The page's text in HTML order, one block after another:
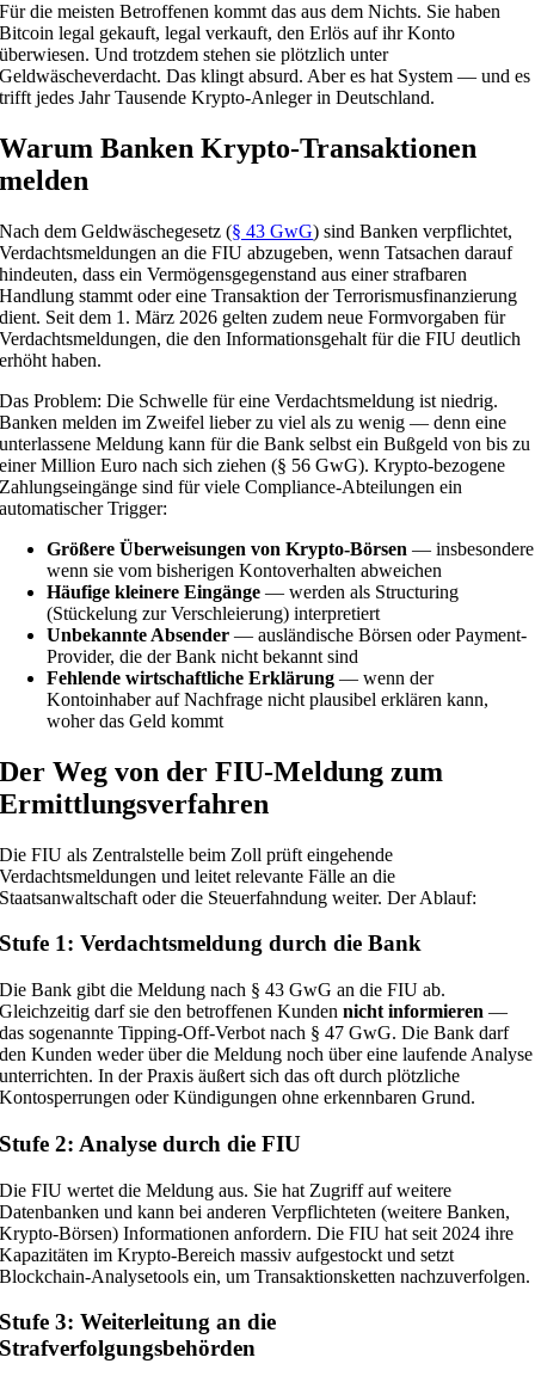
Für die meisten Betroffenen kommt das aus dem Nichts. Sie haben
Bitcoin legal gekauft, legal verkauft, den Erlös auf ihr Konto
überwiesen. Und trotzdem stehen sie plötzlich unter
Geldwäscheverdacht. Das klingt absurd. Aber es hat System — und es
trifft jedes Jahr Tausende Krypto-Anleger in Deutschland.
Warum Banken Krypto-Transaktionen
melden
Nach dem Geldwäschegesetz (§ 43 GwG) sind Banken verpflichtet,
Verdachtsmeldungen an die FIU abzugeben, wenn Tatsachen darauf
hindeuten, dass ein Vermögensgegenstand aus einer strafbaren
Handlung stammt oder eine Transaktion der Terrorismusfinanzierung
dient. Seit dem 1. März 2026 gelten zudem neue Formvorgaben für
Verdachtsmeldungen, die den Informationsgehalt für die FIU deutlich
erhöht haben.
Das Problem: Die Schwelle für eine Verdachtsmeldung ist niedrig.
Banken melden im Zweifel lieber zu viel als zu wenig — denn eine
unterlassene Meldung kann für die Bank selbst ein Bußgeld von bis zu
einer Million Euro nach sich ziehen (§ 56 GwG). Krypto-bezogene
Zahlungseingänge sind für viele Compliance-Abteilungen ein
automatischer Trigger:
Größere Überweisungen von Krypto-Börsen — insbesondere
wenn sie vom bisherigen Kontoverhalten abweichen
Häufige kleinere Eingänge — werden als Structuring
(Stückelung zur Verschleierung) interpretiert
Unbekannte Absender — ausländische Börsen oder Payment-
Provider, die der Bank nicht bekannt sind
Fehlende wirtschaftliche Erklärung — wenn der
Kontoinhaber auf Nachfrage nicht plausibel erklären kann,
woher das Geld kommt
Der Weg von der FIU-Meldung zum
Ermittlungsverfahren
Die FIU als Zentralstelle beim Zoll prüft eingehende
Verdachtsmeldungen und leitet relevante Fälle an die
Staatsanwaltschaft oder die Steuerfahndung weiter. Der Ablauf:
Stufe 1: Verdachtsmeldung durch die Bank
Die Bank gibt die Meldung nach § 43 GwG an die FIU ab.
Gleichzeitig darf sie den betroffenen Kundennicht informieren —
das sogenannte Tipping-Off-Verbot nach § 47 GwG. Die Bank darf
den Kunden weder über die Meldung noch über eine laufende Analyse
unterrichten. In der Praxis äußert sich das oft durch plötzliche
Kontosperrungen oder Kündigungen ohne erkennbaren Grund.
Stufe 2: Analyse durch die FIU
Die FIU wertet die Meldung aus. Sie hat Zugriff auf weitere
Datenbanken und kann bei anderen Verpflichteten (weitere Banken,
Krypto-Börsen) Informationen anfordern. Die FIU hat seit 2024 ihre
Kapazitäten im Krypto-Bereich massiv aufgestockt und setzt
Blockchain-Analysetools ein, um Transaktionsketten nachzuverfolgen.
Stufe 3: Weiterleitung an die
Strafverfolgungsbehörden